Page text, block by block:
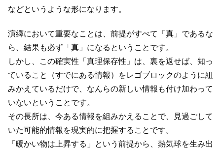
などというような形になります。
演繹において重要なことは、前提がすべて「真」であるな
ら、結果も必ず「真」になるということです。
しかし、この確実性「真理保存性」は、裏を返せば、知っ
ていること（すでにある情報）をレゴブロックのように組
みかえているだけで、なんらの新しい情報も付け加わって
いないということです。
その長所は、今ある情報を組みかえることで、見過ごして
いた可能的情報を現実的に把握することです。
「暖かい物は上昇する」という前提から、熱気球を生み出